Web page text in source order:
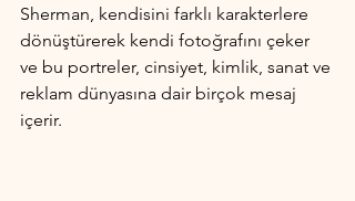
Sherman, kendisini farklı karakterlere
dönüştürerek kendi fotoğrafını çeker
ve bu portreler, cinsiyet, kimlik, sanat ve
reklam dünyasına dair birçok mesaj
içerir.